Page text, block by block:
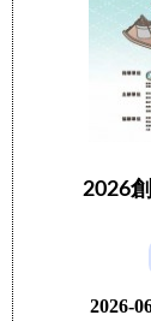
2026
2026-